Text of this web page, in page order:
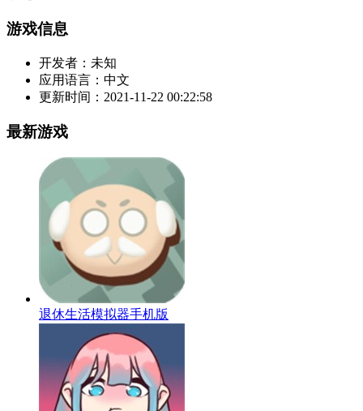
游戏信息
开发者： 未知
应用语言： 中文
更新时间： 2021-11-22 00:22:58
最新游戏
退休生活模拟器手机版